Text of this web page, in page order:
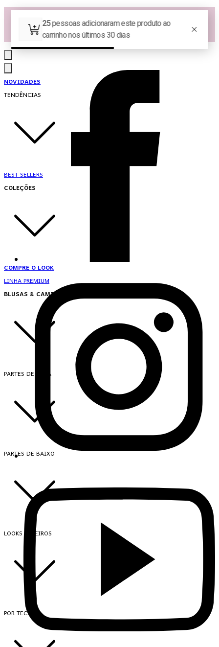
Las Queridas Club🌷 - Ganhe 5% Cashback em pontos na sua compra!
Ganhe 10% OFF na 1ª compra no App: PRIMEIRANOAPP 😍
♡ Coleção Nova: Grace in Motion ♡
NOVIDADES
TENDÊNCIAS
BEST SELLERS
COLEÇÕES
COMPRE O LOOK
LINHA PREMIUM
BLUSAS & CAMISAS
PARTES DE CIMA
PARTES DE BAIXO
LOOKS INTEIROS
POR TECIDO